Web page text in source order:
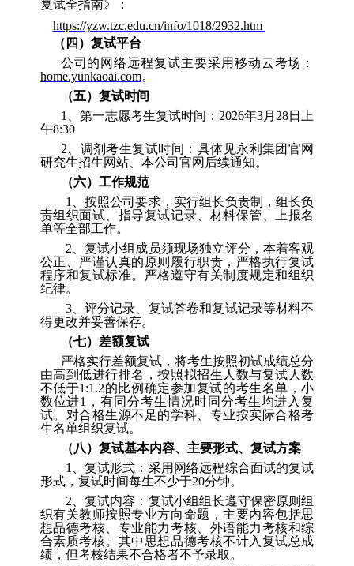
复试全指南》：
https://yzw.tzc.edu.cn/info/1018/2932.htm
（ 四 ） 复试平台
公司的网络远程复试主要采用移动云考场 ：
home.yunkaoai.com。
（五） 复试时间
1
第一志愿考生复试时间 ： 2026年3月 28日上
午8:30
2
调剂考生复试时间： 具体见永利集团官网
研究生招生网站、本公司官网后续通知。
（六） 工作规范
1
按照公司要求，实行组长负责制，组长负
责组织面试、指导复试记录、材料保管、上报名
单等全部工作。
2
复试小组成员须现场独立评分，本着客观
公正、严谨认真的原则履行职责，严格执行复试
程序和复试标准。严格遵守有关制度规定和组织
纪律。
3、 评分记录、复试答卷和复试记录等材料不
得更改并妥善保存。
（七） 差额复试
严格实行差额复试，将考生按照初试成绩总分
由高到低进行排名，按照拟招生人数与复试人数
不低于1:1.2的比例确定参加复试的考生名单，小
数位进1
，有同分考生情况时同分考生均进入复
试。对合格生源不足的学科、专业按实际合格考
生名单组织复试。
（八 ） 复试基本内容、主要形式、复试方案
1
复试形式：采用网络远程综合面试的复试
形式，复试时间每生不少于20分钟。
2
复试内容：复试小组组长遵守保密原则组
织有关教师按照专业方向命题，主要内容包括思
想品德考核、专业能力考核、外语能力考核和综
合素质考核。其中思想品德考核不计入复试总成
绩，但考核结果不合格者不予录取。